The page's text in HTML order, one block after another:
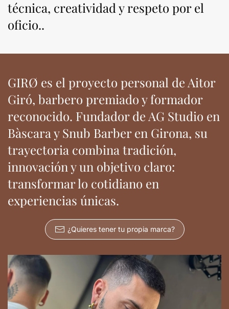
técnica, creatividad y respeto por el
oficio..
GIRØ es el proyecto personal de Aitor
Giró, barbero premiado y formador
reconocido. Fundador de AG Studio en
Bàscara y Snub Barber en Girona, su
trayectoria combina tradición,
innovación y un objetivo claro:
transformar lo cotidiano en
experiencias únicas.
¿Quieres tener tu propia marca?